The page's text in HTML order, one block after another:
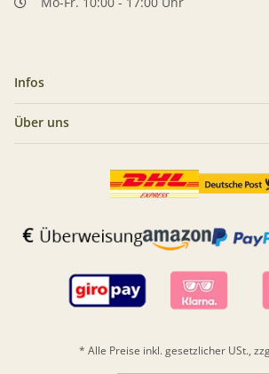
Infos
Über uns
* Alle Preise inkl. gesetzlicher USt.,